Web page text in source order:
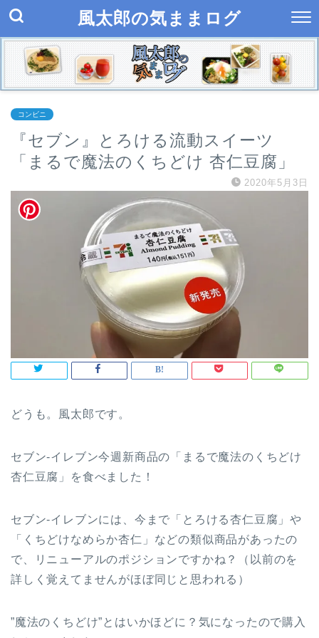
風太郎の気ままログ
コンビニ
『セブン』とろける流動スイーツ
「まるで魔法のくちどけ 杏仁豆腐」
2020年5月3日
どうも。風太郎です。
セブン‐イレブン今週新商品の「まるで魔法のくちどけ
杏仁豆腐」を食べました！
セブン‐イレブンには、今まで「とろける杏仁豆腐」や
「くちどけなめらか杏仁」などの類似商品があったの
で、リニューアルのポジションですかね？（以前のを
詳しく覚えてませんがほぼ同じと思われる）
”魔法のくちどけ”とはいかほどに？気になったので購入